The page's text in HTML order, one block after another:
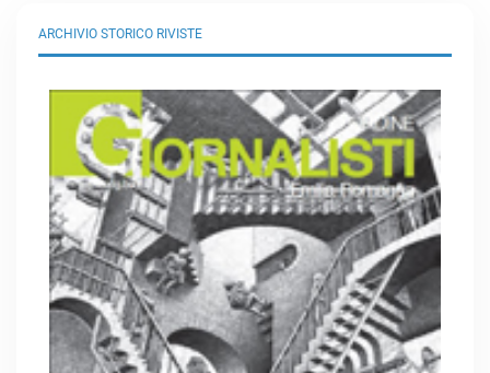
ARCHIVIO STORICO RIVISTE